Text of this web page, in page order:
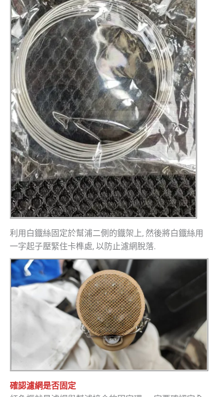
利用白鐡絲固定於幫浦二側的鐡架上, 然後將白鐡絲用
一字起子壓緊住卡榫處, 以防止濾網脫落.
確認濾網是否固定